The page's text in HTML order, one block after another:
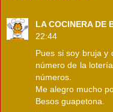
LA COCINERA DE
22:44
Pues si soy bruja y
número de la
números.
Me alegro mucho
Besos guapetona.